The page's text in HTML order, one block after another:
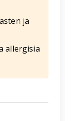
ja
allergisia